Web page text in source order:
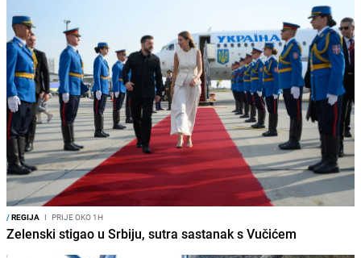
/REGIJA I PRIJE OKO 1H
Zelenski stigao u Srbiju, sutra sastanak s Vučićem